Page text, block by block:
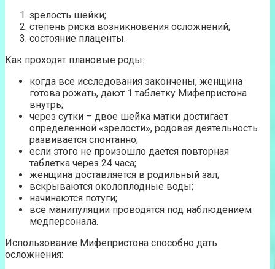
зрелость шейки;
степень риска возникновения осложнений;
состояние плаценты.
Как проходят плановые роды:
когда все исследования закончены, женщина
готова рожать, дают 1 таблетку Мифепристона
внутрь;
через сутки – двое шейка матки достигает
определенной «зрелости», родовая деятельность
развивается спонтанно;
если этого не произошло дается повторная
таблетка через 24 часа;
женщина доставляется в родильный зал;
вскрываются околоплодные воды;
начинаются потуги;
все манипуляции проводятся под наблюдением
медперсонала.
Использование Мифепристона способно дать
осложнения: